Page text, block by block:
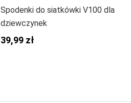
Spodenki do siatkówki V100 dla
dziewczynek
39,99 zł